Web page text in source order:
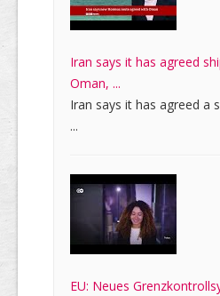
Iran says it has agreed
Oman, ...
Iran says it has agreed a
...
EU: Neues